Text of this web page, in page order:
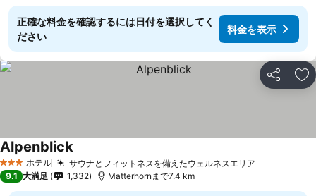
正確な料金を確認するには日付を選択してく
ださい
料金を表示
シェア お
3 ホテルのランク
ホテル サウナとフィットネスを備えたウェルネスエリア
Alpenblick
9.1 大満足 1,332 Matterhornまで7.4 km